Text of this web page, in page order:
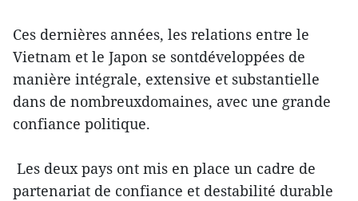
Ces dernières années, les relations entre le
Vietnam et le Japon se sontdéveloppées de
manière intégrale, extensive et substantielle
dans de nombreuxdomaines, avec une grande
confiance politique.
Les deux pays ont mis en place un cadre de
partenariat de confiance et destabilité durable